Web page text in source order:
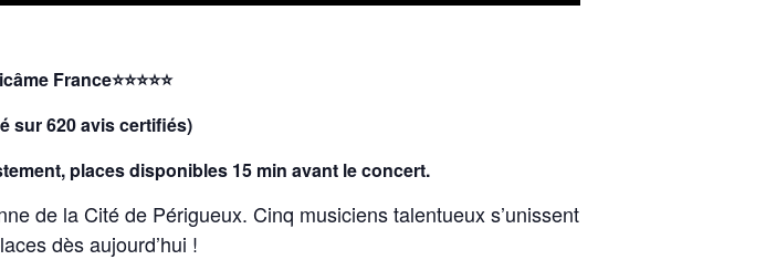
France⭐⭐⭐⭐⭐
sur 620 avis certifiés)
places disponibles 15 min avant le concert.
de la Cité de Périgueux. Cinq musiciens talentueux s’unissent
dès aujourd’hui !